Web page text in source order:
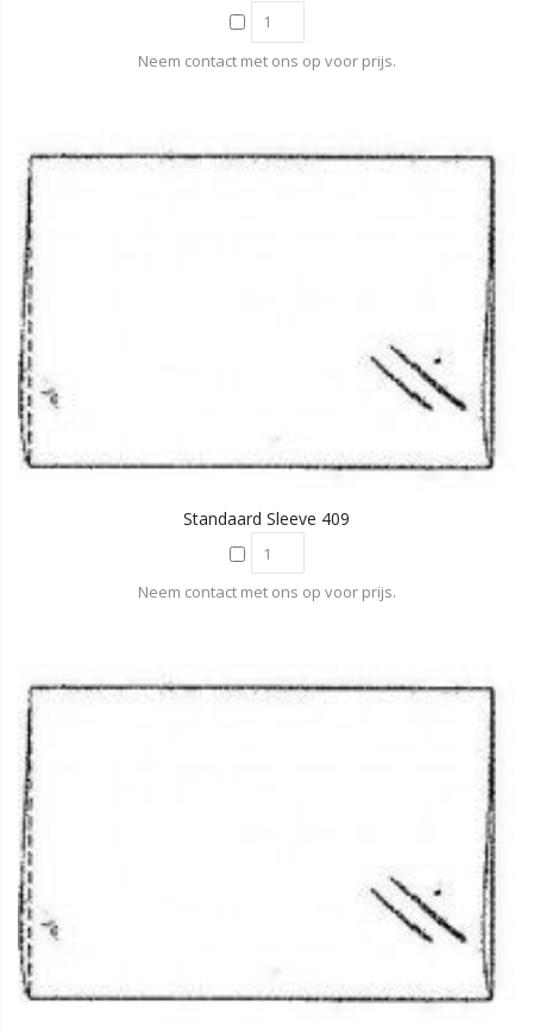
Neem contact met ons op voor prijs.
Standaard Sleeve 409
Neem contact met ons op voor prijs.